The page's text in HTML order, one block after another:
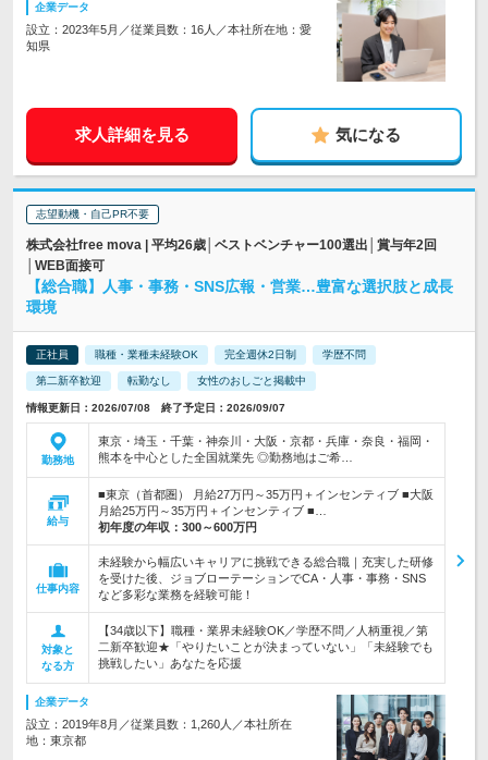
企業データ
設立：2023年5月／従業員数：16人／本社所在地：愛
知県
求人詳細を見る 気になる
志望動機・自己PR不要
株式会社free mova | 平均26歳│ベストベンチャー100選出│賞与年2回
│WEB面接可
【総合職】人事・事務・SNS広報・営業…豊富な選択肢と成長
環境
正社員 職種・業種未経験OK 完全週休2日制 学歴不問
第二新卒歓迎 転勤なし 女性のおしごと掲載中
情報更新日：2026/07/08 終了予定日：2026/09/07
勤務地
東京・埼玉・千葉・神奈川・大阪・京都・兵庫・奈良・福岡・
熊本を中心とした全国就業先 ◎勤務地はご希…
給与
■東京（首都圏） 月給27万円～35万円＋インセンティブ ■大阪
月給25万円～35万円＋インセンティブ ■…
初年度の年収： 300～600万円
仕事内容
未経験から幅広いキャリアに挑戦できる総合職｜充実した研修
を受けた後、ジョブローテーションでCA・人事・事務・SNS
など多彩な業務を経験可能！
対象と
なる方
【34歳以下】職種・業界未経験OK／学歴不問／人柄重視／第
二新卒歓迎★「やりたいことが決まっていない」「未経験でも
挑戦したい」あなたを応援
企業データ
設立：2019年8月／従業員数：1,260人／本社所在
地：東京都